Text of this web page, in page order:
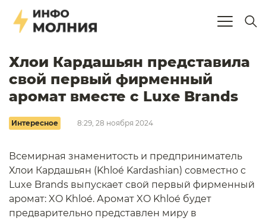
Хлои Кардашьян представила
свой первый фирменный
аромат вместе с Luxe Brands
Интересное 8:29, 28 ноября 2024
Всемирная знаменитость и предприниматель
Хлои Кардашьян (Khloé Kardashian) совместно с
Luxe Brands выпускает свой первый фирменный
аромат: XO Khloé. Аромат XO Khloé будет
предварительно представлен миру в